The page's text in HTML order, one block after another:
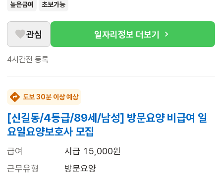
높은급여 초보가능
관심 일자리정보 더보기
4시간전 등록
도보 30분 이상 예상
[신길동/4등급/89세/남성] 방문요양 비급여 일
요일요양보호사 모집
급여
시급 15,000원
근무유형
방문요양